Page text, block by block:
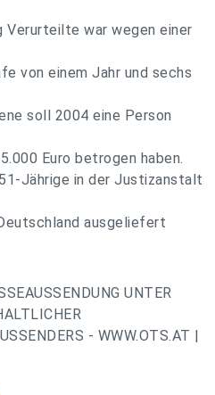
war wegen einer
von einem Jahr und sechs
soll 2004 eine Person
Euro betrogen haben.
Jährige in der Justizanstalt
ausgeliefert
UNTER
- WWW.OTS.AT |